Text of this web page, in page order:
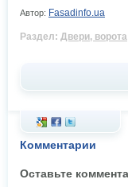
Автор: Fasadinfo.ua
Раздел: Двери, ворота
Комментарии
Оставьте